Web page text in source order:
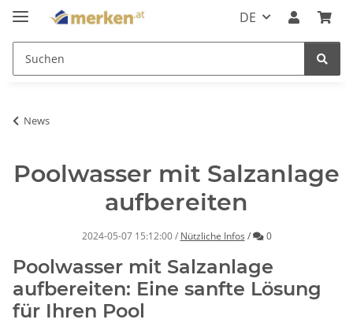
DE
News
Poolwasser mit Salzanlage
aufbereiten
2024-05-07 15:12:00 / Nützliche Infos / Kommentare
0
Poolwasser mit Salzanlage
aufbereiten: Eine sanfte Lösung
für Ihren Pool